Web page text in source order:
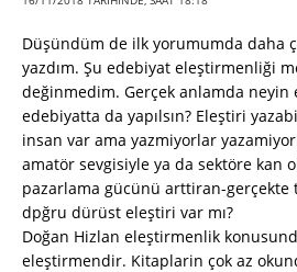
Düşündüm de ilk yorumumda daha
yazdım. Şu edebiyat eleştirmenliği
değinmedim. Gerçek anlamda
edebiyatta da yapılsın? Eleştiri
insan var ama yazmiyorlar
amatör sevgisiyle ya da sektöre kan
pazarlama gücünü arttiran-gerçekte
dpğru dürüst eleştiri var mı?
Doğan Hizlan eleştirmenlik
eleştirmendir. Kitaplarin çok az